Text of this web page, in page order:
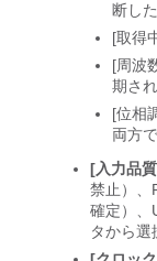
断し
[取得
[周波
期さ
[位相
両方
[入力品
禁止）、
確定）、
タから選